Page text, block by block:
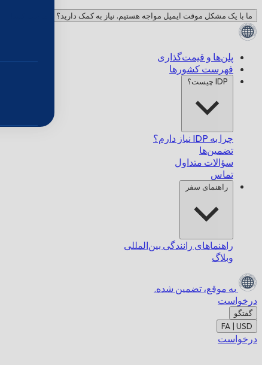
ما با یک مشکل موقت ایمیل مواجه هستیم. نیاز به کمک دارید؟ با ما چت کنید!
پلن‌ها و قیمت‌گذاری
فهرست کشورها
IDP چیست؟
چرا به IDP نیاز دارم؟
تضمین‌ها
سؤالات متداول
تماس
راهنمای سفر
راهنماهای رانندگی بین‌المللی
وبلاگ
به موقع، تضمین شده.
درخواست
گفتگو
FA | USD
درخواست